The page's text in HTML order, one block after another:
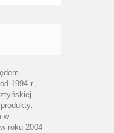
1994 r.,
w
roku 2004